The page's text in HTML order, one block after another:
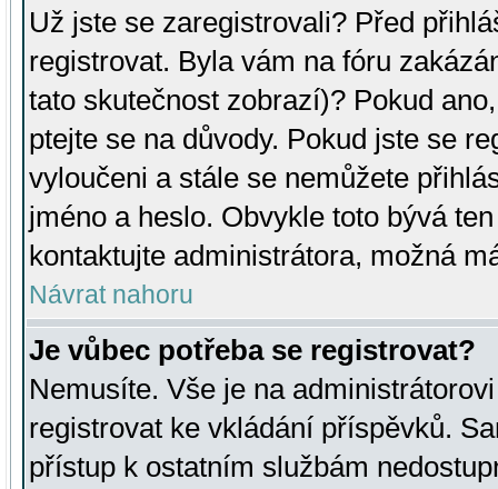
Už jste se zaregistrovali? Před
registrovat. Byla vám na fóru
tato skutečnost zobrazí)? Pokud
ptejte se na důvody. Pokud jste se
vyloučeni a stále se nemůžete
jméno a heslo. Obvykle toto bývá
kontaktujte administrátora, možná
Návrat nahoru
Je vůbec potřeba se registrovat?
Nemusíte. Vše je na
registrovat ke vkládání příspěvků.
přístup k ostatním službám